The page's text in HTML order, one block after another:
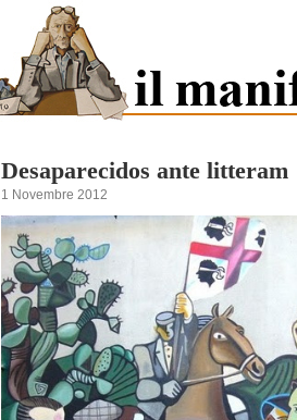
Desaparecidos ante litteram
1 Novembre 2012